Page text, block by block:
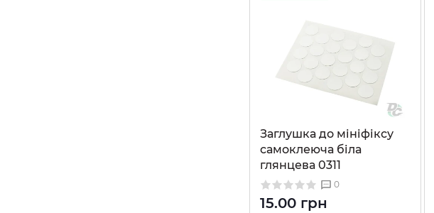
Заглушка до мініфіксу
самоклеюча біла
глянцева 0311
0
15.00 грн